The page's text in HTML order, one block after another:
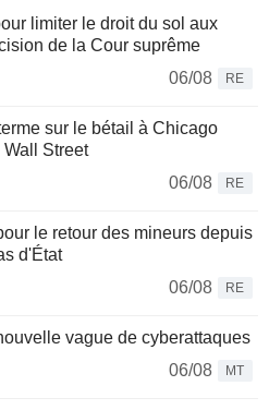
limiter le droit du sol aux
de la Cour suprême
06/08
RE
sur le bétail à Chicago
Street
06/08
RE
le retour des mineurs depuis
d'État
06/08
RE
vague de cyberattaques
06/08
MT